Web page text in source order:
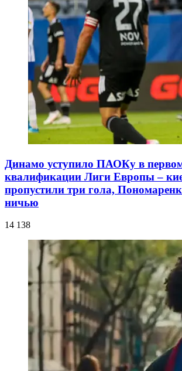
Динамо уступило ПАОКу в
квалификации Лиги Европы –
пропустили три гола,
ничью
14 138